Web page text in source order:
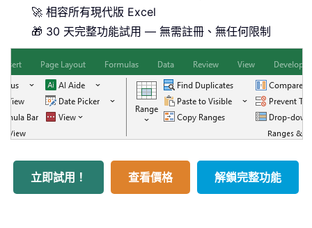
🚀 相容所有現代版 Excel
🎁 30 天完整功能試用 — 無需註冊、無任何限制
立即試用！ 查看價格 解鎖完整功能